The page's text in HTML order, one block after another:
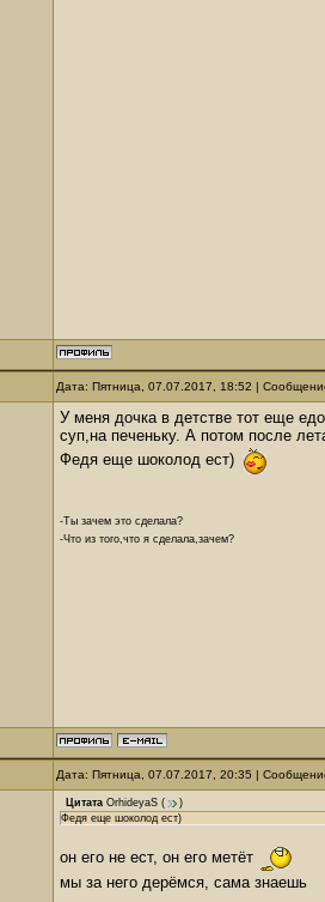
Дата: Пятница, 07.07.2017, 18:52 |
У меня дочка в детстве тот еще
суп,на печеньку. А потом после
Федя еще шоколод ест)
-Ты зачем это сделала?
-Что из того,что я сделала,зачем?
Дата: Пятница, 07.07.2017, 20:35 |
Цитата OrhideyaS (
)
Федя еще шоколод ест)
он его не ест, он его метёт
мы за него дерёмся, сама знаешь